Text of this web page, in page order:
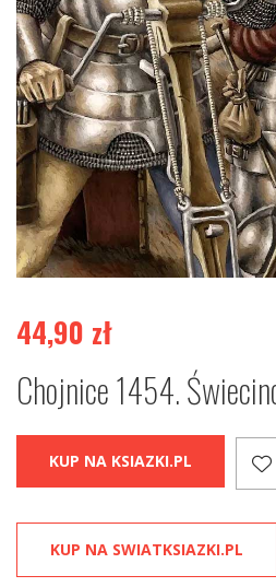
44,90 zł
Chojnice 1454.
KUP NA KSIAZKI.PL
KUP NA SWIATKSIAZKI.PL